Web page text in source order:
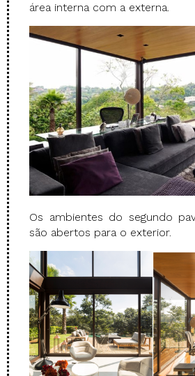
área interna com a externa.
Os ambientes do segundo
são abertos para o exterior.